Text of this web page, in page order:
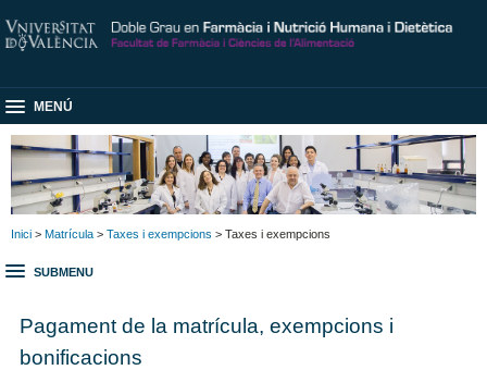
MENÚ
Inici > Matrícula > Taxes i exempcions > Taxes i exempcions
SUBMENU
Pagament de la matrícula, exempcions i
bonificacions